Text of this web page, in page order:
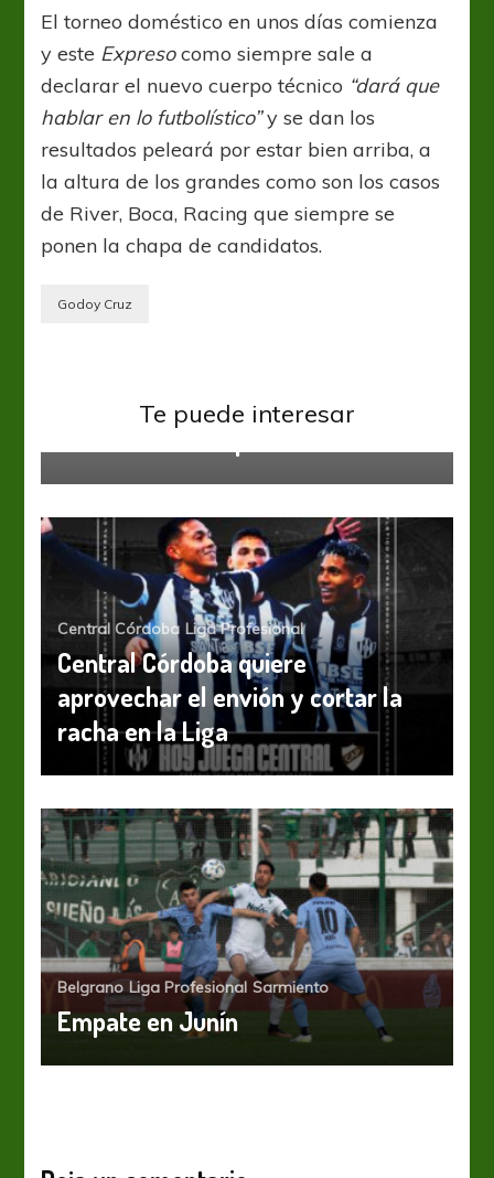
El torneo doméstico en unos días comienza
y este Expresocomo siempre sale a
declarar el nuevo cuerpo técnico “dará que
hablar en lo futbolístico”y se dan los
resultados peleará por estar bien arriba, a
la altura de los grandes como son los casos
de River, Boca, Racing que siempre se
ponen la chapa de candidatos.
Godoy Cruz
Te puede interesar
Independiente Liga Profesional
Central Córdoba Liga Profesional
Central Córdoba quiere
aprovechar el envión y cortar la
racha en la Liga
Belgrano Liga Profesional Sarmiento
Empate en Junín